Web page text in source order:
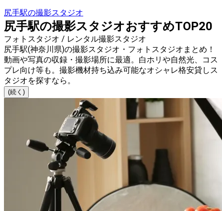
尻手駅の撮影スタジオ
尻手駅の撮影スタジオおすすめTOP20
フォトスタジオ / レンタル撮影スタジオ
尻手駅(神奈川県)の撮影スタジオ・フォトスタジオまとめ！
動画や写真の収録・撮影場所に最適。白ホリや自然光、コス
プレ向け等も。撮影機材持ち込み可能なオシャレ格安貸しス
タジオを探すなら。
(続く)